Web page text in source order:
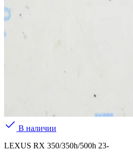
В наличии
LEXUS RX 350/350h/500h 23-